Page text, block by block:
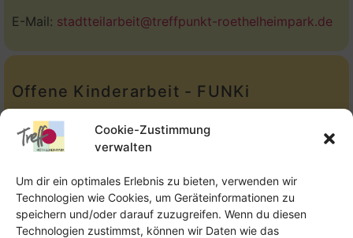
Cookie-Zustimmung
verwalten
Um dir ein optimales Erlebnis zu bieten, verwenden wir
Technologien wie Cookies, um Geräteinformationen zu
speichern und/oder darauf zuzugreifen. Wenn du diesen
Technologien zustimmst, können wir Daten wie das
E-Mail: stadtteilarbeit@treffpunkt-roethelheimpark.de
Offene Kinderarbeit - FUNKi
Tel.:Telefon: 09131-610749
E-Mail:oka@treffpunkt-roethelheimpark.de
Offene Jugendarbeit - Easthouse